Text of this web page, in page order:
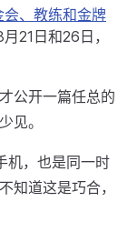
会、教练和金牌
21日和26日，
公开一篇任总的
见。
机，也是同一时
知道这是巧合，